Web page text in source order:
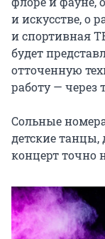
и искусстве, о
и спортивная
будет
отточенную
работу — через
Сольные
детские
концерт точно